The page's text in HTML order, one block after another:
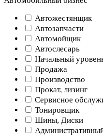
Автожестянщик
Автозапчасти
Автомойщик
Автослесарь
Начальный
Продажа
Производство
Прокат, лизинг
Сервисное
Тонировщик
Шины, Диски